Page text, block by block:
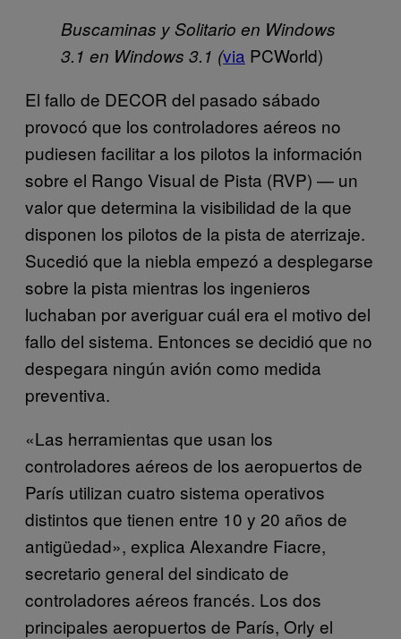
Buscaminas y Solitario en Windows
3.1 en Windows 3.1 (via PCWorld)
El fallo de DECOR del pasado sábado
provocó que los controladores aéreos no
pudiesen facilitar a los pilotos la información
sobre el Rango Visual de Pista (RVP) — un
valor que determina la visibilidad de la que
disponen los pilotos de la pista de aterrizaje.
Sucedió que la niebla empezó a desplegarse
sobre la pista mientras los ingenieros
luchaban por averiguar cuál era el motivo del
fallo del sistema. Entonces se decidió que no
despegara ningún avión como medida
preventiva.
«Las herramientas que usan los
controladores aéreos de los aeropuertos de
París utilizan cuatro sistema operativos
distintos que tienen entre 10 y 20 años de
antigüedad», explica Alexandre Fiacre,
secretario general del sindicato de
controladores aéreos francés. Los dos
principales aeropuertos de París, Orly el